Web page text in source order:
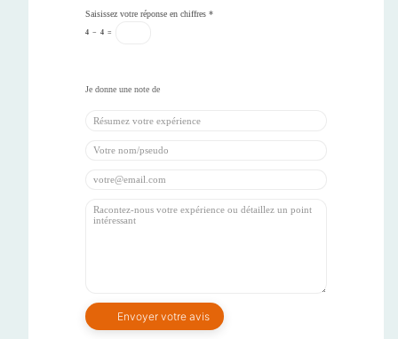
Saisissez votre réponse en chiffres *
4 − 4 =